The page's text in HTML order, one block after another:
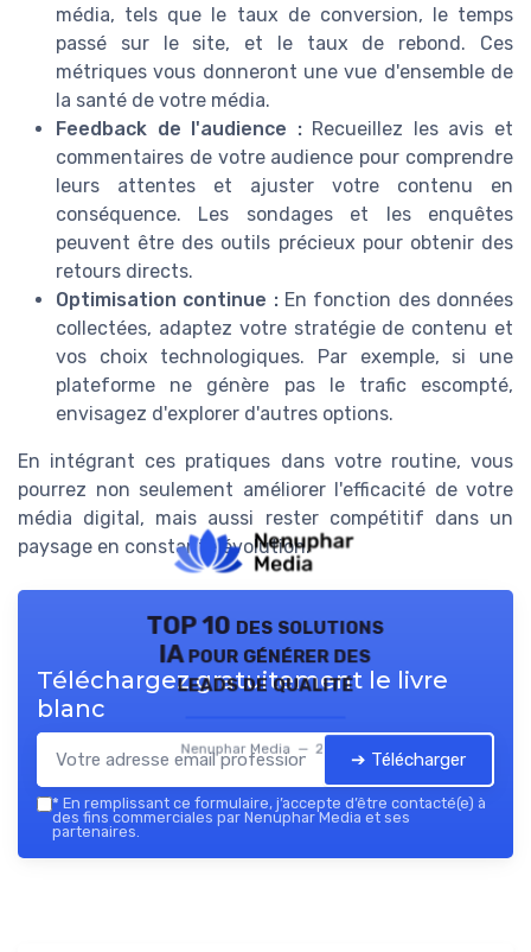
média, tels que le taux de conversion, le temps
passé sur le site, et le taux de rebond. Ces
métriques vous donneront une vue d'ensemble de
la santé de votre média.
Feedback de l'audience :Recueillez les avis et
commentaires de votre audience pour comprendre
leurs attentes et ajuster votre contenu en
conséquence. Les sondages et les enquêtes
peuvent être des outils précieux pour obtenir des
retours directs.
Optimisation continue :En fonction des données
collectées, adaptez votre stratégie de contenu et
vos choix technologiques. Par exemple, si une
plateforme ne génère pas le trafic escompté,
envisagez d'explorer d'autres options.
En intégrant ces pratiques dans votre routine, vous
pourrez non seulement améliorer l'efficacité de votre
média digital, mais aussi rester compétitif dans un
paysage en constante évolution.
TOP 10 des solutions
IA pour générer des
leads de qualité
Nenuphar Media — 2026
Téléchargez gratuitement le livre
blanc
➔ Télécharger
* En remplissant ce formulaire, j’accepte d’être contacté(e) à
des fins commerciales par Nenuphar Media et ses
partenaires.